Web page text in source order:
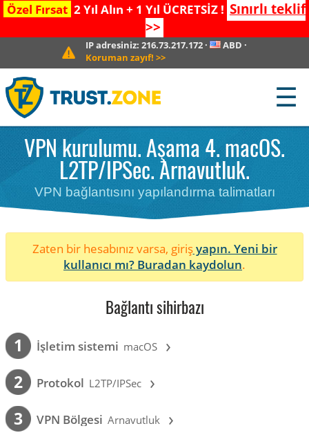
Özel Fırsat 2 Yıl Alın + 1 Yıl ÜCRETSİZ ! Sınırlı teklif
>>
IP adresiniz:216.73.217.172 · ABD ·
Koruman zayıf! >>
☰
VPN kurulumu. Aşama 4. macOS.
L2TP/IPSec. Arnavutluk.
VPN bağlantısını yapılandırma talimatları
Zaten bir hesabınız varsa, girişyapın. Yeni bir
kullanıcı mı? Buradan kaydolun.
Bağlantı sihirbazı
1 İşletim sistemi macOS ›
2 Protokol L2TP/IPSec ›
3 VPN Bölgesi Arnavutluk ›